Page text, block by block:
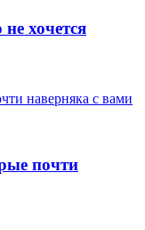
хочется
почти